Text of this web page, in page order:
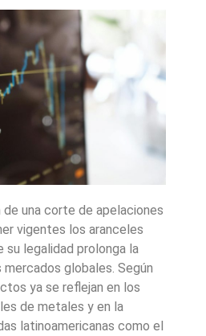
una corte de apelaciones
vigentes los aranceles
su legalidad prolonga la
globales. Según
ya se reflejan en los
de metales y en la
latinoamericanas como el